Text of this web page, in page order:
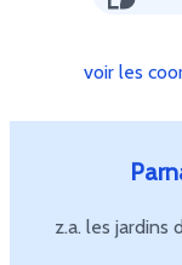
voir les
z.a. les jardins